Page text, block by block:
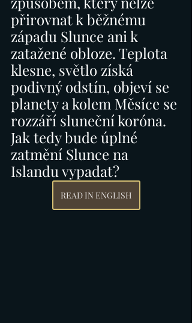
přirovnat k běžnému
západu Slunce ani k
zatažené obloze. Teplota
klesne, světlo získá
podivný odstín, objeví se
planety a kolem Měsíce se
rozzáří sluneční koróna.
Jak tedy bude úplné
zatmění Slunce na
Islandu vypadat?
READ IN ENGLISH